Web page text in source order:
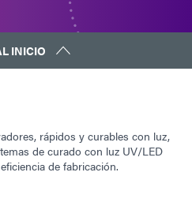
INICIO
rápidos y curables con luz,
de curado con luz UV/LED
de fabricación.